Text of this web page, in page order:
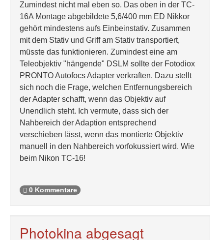
Zumindest nicht mal eben so. Das oben in der TC-
16A Montage abgebildete 5,6/400 mm ED Nikkor
gehört mindestens aufs Einbeinstativ. Zusammen
mit dem Stativ und Griff am Stativ transportiert,
müsste das funktionieren. Zumindest eine am
Teleobjektiv "hängende" DSLM sollte der Fotodiox
PRONTO Autofocs Adapter verkraften. Dazu stellt
sich noch die Frage, welchen Entfernungsbereich
der Adapter schafft, wenn das Objektiv auf
Unendlich steht. Ich vermute, dass sich der
Nahbereich der Adaption entsprechend
verschieben lässt, wenn das montierte Objektiv
manuell in den Nahbereich vorfokussiert wird. Wie
beim Nikon TC-16!
0 Kommentare
Photokina abgesagt